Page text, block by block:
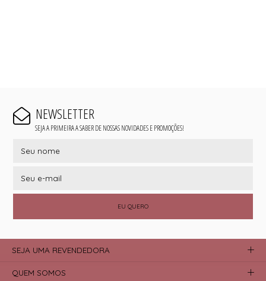
NEWSLETTER
SEJA A PRIMEIRA A SABER DE NOSSAS NOVIDADES E PROMOÇÕES!
EU QUERO
SEJA UMA REVENDEDORA
QUEM SOMOS